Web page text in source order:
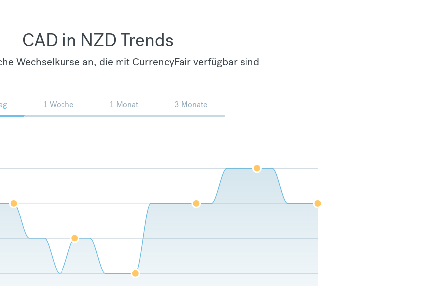
CAD in NZD Trends
Wechselkurse an, die mit CurrencyFair verfügbar sind
1 Woche 1 Monat 3 Monate